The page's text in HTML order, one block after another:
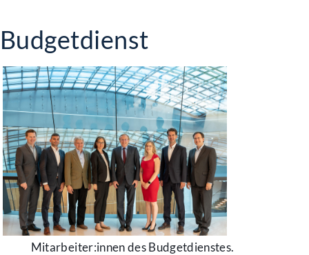
Budgetdienst
Mitarbeiter:innen des Budgetdienstes.